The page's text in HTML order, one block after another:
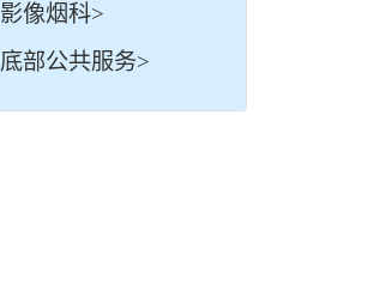
影像烟科>
底部公共服务>